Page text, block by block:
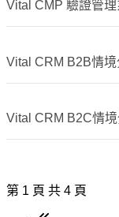
Vital CMP 驗證管
Vital CRM B2B情境
Vital CRM B2C情
第 1 頁 共 4 頁